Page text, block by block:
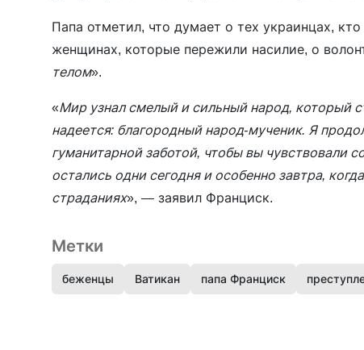
Папа отметил, что думает о тех украинцах,
женщинах, которые пережили насилие, о
телом».
«Мир узнал смелый и сильный народ, который
надеется: благородный народ-мученик. Я
гуманитарной заботой, чтобы вы чувствовали
остались одни сегодня и особенно завтра,
страданиях», — заявил Франциск.
Метки
беженцы Ватикан папа Франциск